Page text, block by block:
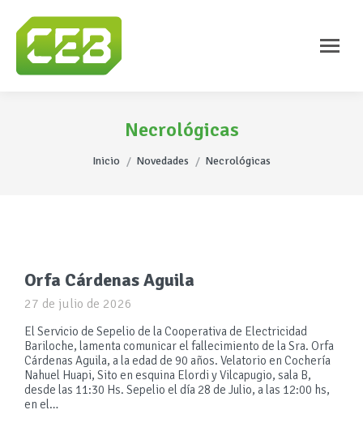
Necrológicas
Estás aquí:
Inicio Novedades Necrológicas
Orfa Cárdenas Aguila
27 de julio de 2026
El Servicio de Sepelio de la Cooperativa de Electricidad
Bariloche, lamenta comunicar el fallecimiento de la Sra. Orfa
Cárdenas Aguila, a la edad de 90 años. Velatorio en Cochería
Nahuel Huapi, Sito en esquina Elordi y Vilcapugio, sala B,
desde las 11:30 Hs. Sepelio el día 28 de Julio, a las 12:00 hs,
en el…